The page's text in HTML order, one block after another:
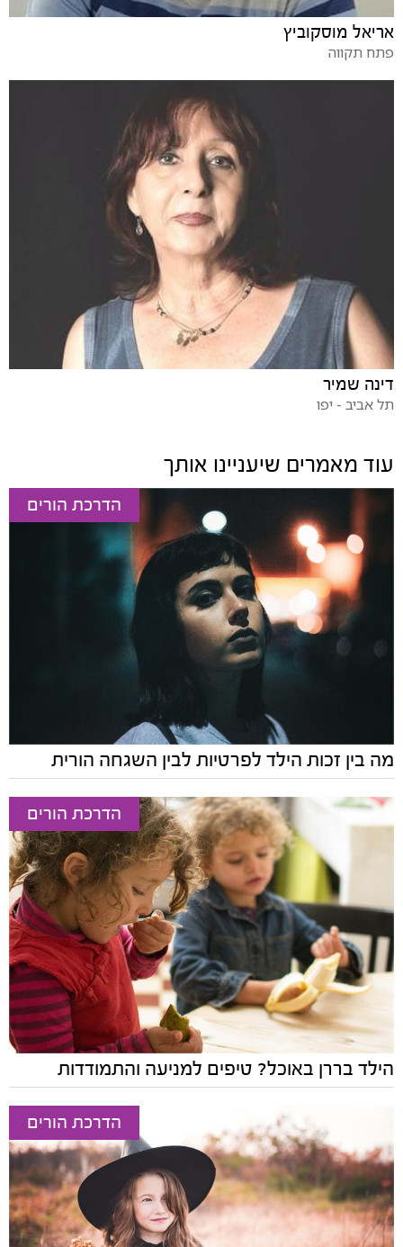
אריאל מוסקוביץ
פתח תקווה
דינה שמיר
תל אביב - יפו
עוד מאמרים שיעניינו אותך
הדרכת הורים
מה בין זכות הילד לפרטיות לבין השגחה הורית
הדרכת הורים
הילד בררן באוכל? טיפים למניעה והתמודדות
הדרכת הורים